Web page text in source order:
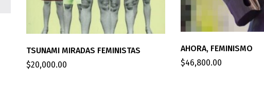
TSUNAMI MIRADAS FEMINISTAS
$20,000.00
AHORA, FEMINISMO
$46,800.00